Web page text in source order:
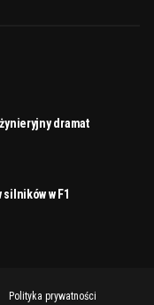
dramat
w F1
Polityka prywatności